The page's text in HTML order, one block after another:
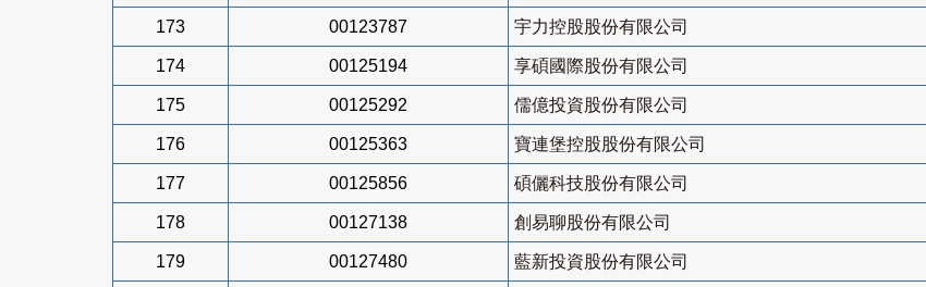
173 00123787 宇力控股股份有限公司
174 00125194 享碩國際股份有限公司
175 00125292 儒億投資股份有限公司
176 00125363 寶連堡控股股份有限公司
177 00125856 碩儷科技股份有限公司
178 00127138 創易聊股份有限公司
179 00127480 藍新投資股份有限公司